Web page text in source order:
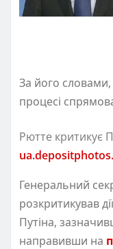
За його
процесі
Рютте критикує
Генеральний
розкритикував
Путіна,
направивши на